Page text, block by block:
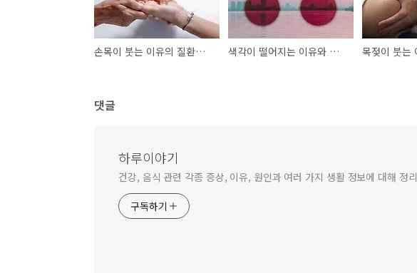
손목이 붓는 이유의 질환과의 관련성 확인하기 색각이 떨어지는 이유와 대처법
댓글
하루이야기
건강, 음식 관련 각종 증상, 이유, 원인과 여러 가지 생활 정보에 대해 정리
구독하기